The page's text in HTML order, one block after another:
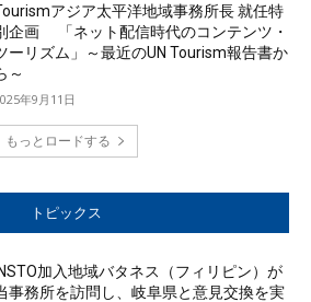
アジア太平洋地域事務所長 就任特
企画 「ネット配信時代のコンテンツ・
ーリズム」～最近のUN Tourism報告書か
～
年9月11日
もっとロードする
トピックス
INSTO加入地域バタネス（フィリピン）が
事務所を訪問し、岐阜県と意見交換を実